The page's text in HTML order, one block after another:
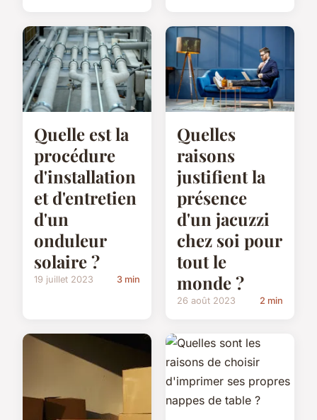
Quelle est la
procédure
d'installation
et d'entretien
d'un
onduleur
solaire ?
19 juillet 2023 3 min
Quelles
raisons
justifient la
présence
d'un jacuzzi
chez soi pour
tout le
monde ?
26 août 2023 2 min